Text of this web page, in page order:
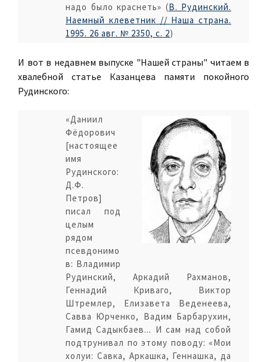
надо было краснеть» (В. Рудинский.
Наемный клеветник // Наша страна.
1995. 26 авг. № 2350, с. 2)
И вот в недавнем выпуске "Нашей страны" читаем в
хвалебной статье Казанцева памяти покойного
Рудинского:
«Даниил
Фёдорович
[настоящее
имя
Рудинского:
Д.Ф.
Петров]
писал под
целым
рядом
псевдонимо
в: Владимир
Рудинский, Аркадий Рахманов,
Геннадий Криваго, Виктор
Штремлер, Елизавета Веденеева,
Савва Юрченко, Вадим Барбарухин,
Гамид Садыкбаев... И сам над собой
подтрунивал по этому поводу: «Мои
холуи: Савка, Аркашка, Геннашка, да